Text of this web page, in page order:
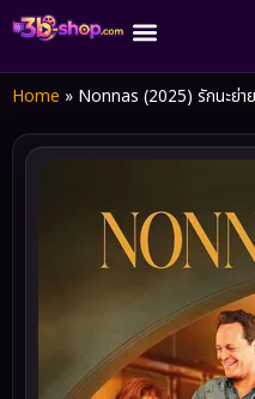
Home » Nonnas (2025) รักนะย่าย